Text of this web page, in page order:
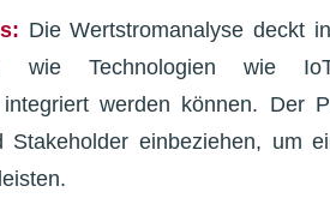
Die Wertstromanalyse deckt
wie Technologien wie
integriert werden können. Der
Stakeholder einbeziehen, um